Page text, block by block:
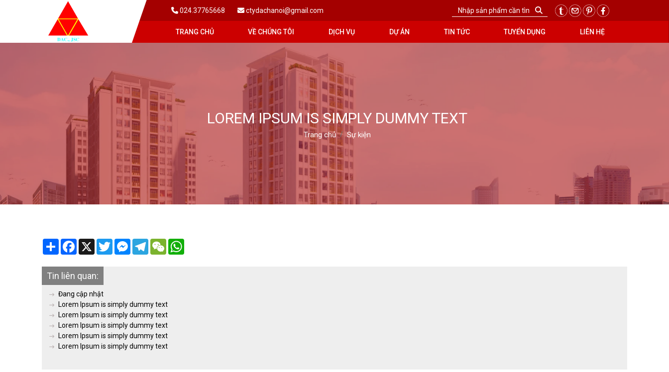
024.37765668 ctydachanoi@gmail.com
TRANG CHỦ VỀ CHÚNG TÔI DỊCH VỤ DỰ ÁN TIN TỨC TUYỂN DỤNG LIÊN HỆ
LOREM IPSUM IS SIMPLY DUMMY TEXT
Trang chủ Sự kiện
Share Facebook
X TwitterMessengerTelegramWeChat
Tin liên quan:
Đang cập nhật
Lorem Ipsum is simply dummy text
Lorem Ipsum is simply dummy text
Lorem Ipsum is simply dummy text
Lorem Ipsum is simply dummy text
Lorem Ipsum is simply dummy text